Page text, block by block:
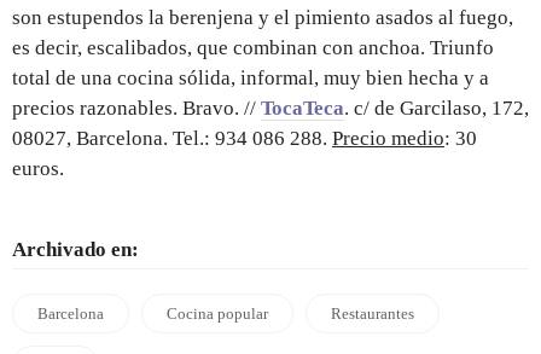
son estupendos la berenjena y el pimiento asados al fuego,
es decir, escalibados, que combinan con anchoa. Triunfo
total de una cocina sólida, informal, muy bien hecha y a
precios razonables. Bravo. // TocaTeca. c/ de Garcilaso, 172,
08027, Barcelona. Tel.: 934 086 288. Precio medio: 30
euros.
Archivado en:
Barcelona Cocina popular Restaurantes